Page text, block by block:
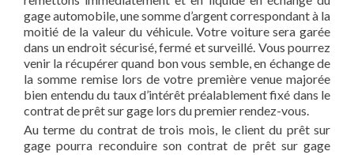
gage automobile, une somme d’argent correspondant à la
moitié de la valeur du véhicule. Votre voiture sera garée
dans un endroit sécurisé, fermé et surveillé. Vous pourrez
venir la récupérer quand bon vous semble, en échange de
la somme remise lors de votre première venue majorée
bien entendu du taux d’intérêt préalablement fixé dans le
contrat de prêt sur gage lors du premier rendez-vous.
Au terme du contrat de trois mois, le client du prêt sur
gage pourra reconduire son contrat de prêt sur gage